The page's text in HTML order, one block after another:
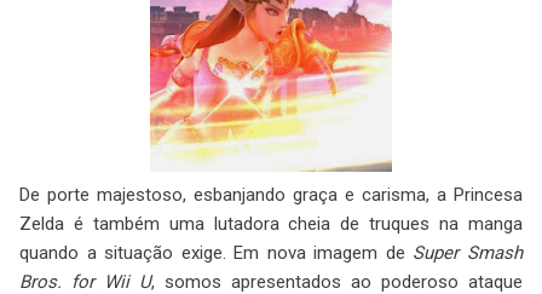
De porte majestoso, esbanjando graça e carisma, a Princesa
Zelda é também uma lutadora cheia de truques na manga
quando a situação exige. Em nova imagem de Super Smash
Bros. for Wii U, somos apresentados ao poderoso ataque